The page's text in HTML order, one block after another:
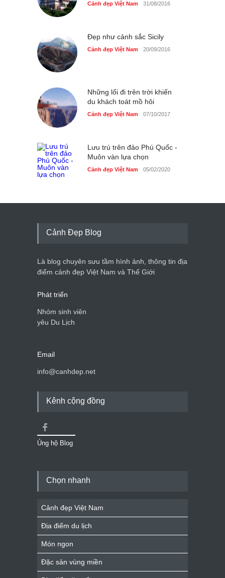
Cảnh đẹp Việt Nam 31/08/2016
Đẹp như cảnh sắc Sicily
Cảnh đẹp Việt Nam 20/09/2016
Những lối đi trên trời khiến
du khách toát mồ hôi
Cảnh đẹp Việt Nam 07/10/2017
Lưu trú trên đảo Phú Quốc -
Muôn vàn lựa chọn
Cảnh đẹp Việt Nam 05/02/2020
Cảnh Đẹp Blog
Là blog chuyên sưu tầm hình ảnh, thông tin địa
điểm cảnh đẹp Việt Nam và Thế Giới
Phát triển
Nhóm sinh viên
yêu Du Lịch
Email
info@canhdep.net
Kênh cộng đồng
Ủng hộ Blog
Chọn nhanh
Cảnh đẹp Việt Nam
Địa điểm du lịch
Món ngon
Đặc sản vùng miền